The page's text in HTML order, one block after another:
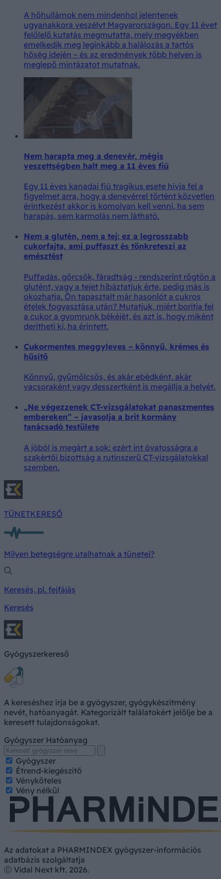
A hőhullámok nem mindenhol jelentenek
ugyanakkora veszélyt Magyarországon. Egy 11 évet
felölelő kutatás megmutatta, mely megyékben
emelkedik meg leginkább a halálozás a tartós
hőség idején – és az eredmények több helyen is
meglepő mintázatot mutatnak.
Nem harapta meg a denevér, mégis
veszettségben halt meg a 11 éves fiú
Egy 11 éves kanadai fiú tragikus esete hívja fel a
figyelmet arra, hogy a denevérrel történt közvetlen
érintkezést akkor is komolyan kell venni, ha sem
harapás, sem karmolás nem látható.
Nem a glutén, nem a tej: ez a legrosszabb
cukorfajta, ami puffaszt és tönkreteszi az
emésztést
Puffadás, görcsök, fáradtság - rendszerint rögtön a
glutént, vagy a tejet hibáztatjuk érte, pedig más is
okozhatja. Ön tapasztalt már hasonlót a cukros
ételek fogyasztása után? Mutatjuk, miért borítja fel
a cukor a gyomrunk békéjét, és azt is, hogy miként
derítheti ki, ha érintett.
Cukormentes meggyleves – könnyű, krémes és
hűsítő
Könnyű, gyümölcsös, és akár ebédként, akár
vacsoraként vagy desszertként is megállja a helyét.
„Ne végezzenek CT-vizsgálatokat panaszmentes
embereken” – javasolja a brit kormány
tanácsadó testülete
A jóból is megárt a sok: ezért int óvatosságra a
szakértői bizottság a rutinszerű CT-vizsgálatokkal
szemben.
TÜNETKERESŐ
Milyen betegségre utalhatnak a tünetei?
Keresés, pl. fejfájás
Keresés
Gyógyszerkereső
A kereséshez írja be a gyógyszer, gyógykészítmény
nevét, hatóanyagát. Kategorizált találatokért jelölje be a
keresett tulajdonságokat.
Gyógyszer Hatóanyag
Gyógyszer
Étrend-kiegészítő
Vényköteles
Vény nélkül
Az adatokat a PHARMINDEX gyógyszer-információs
adatbázis szolgáltatja
Ⓒ Vidal Next kft. 2026.